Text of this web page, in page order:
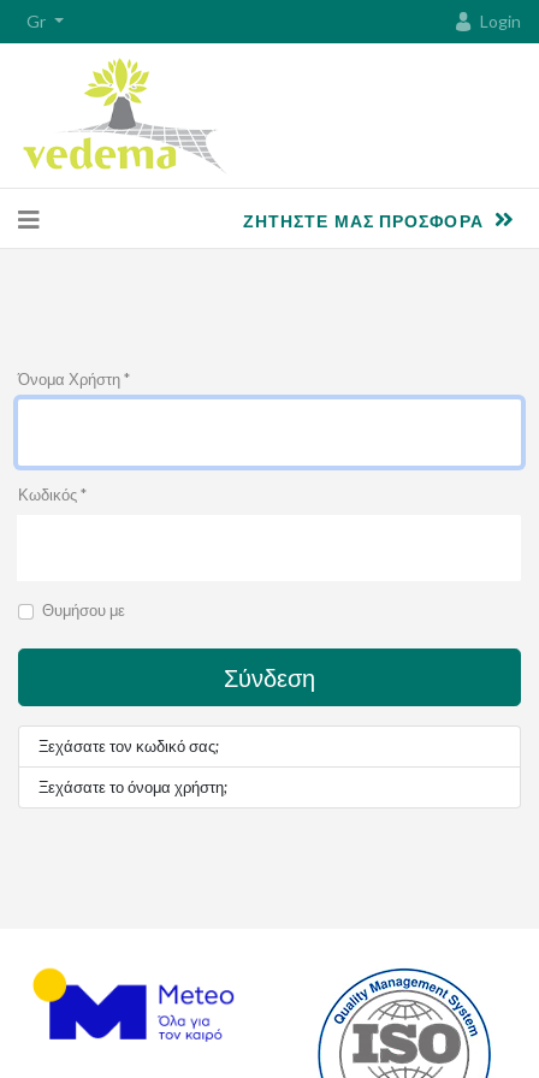
Gr Login
ΖΗΤΉΣΤΕ ΜΑΣ ΠΡΟΣΦΟΡΆ
Όνομα Χρήστη*
Κωδικός*
Θυμήσου με
Σύνδεση
Ξεχάσατε τον κωδικό σας;
Ξεχάσατε το όνομα χρήστη;